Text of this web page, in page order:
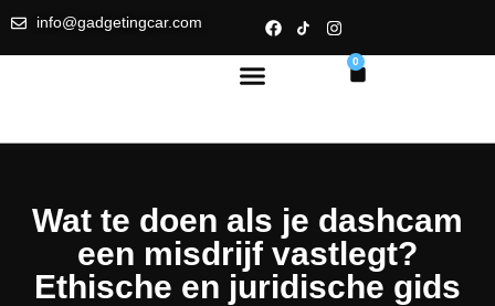
info@gadgetingcar.com
0
Wat te doen als je dashcam
een misdrijf vastlegt?
Ethische en juridische gids